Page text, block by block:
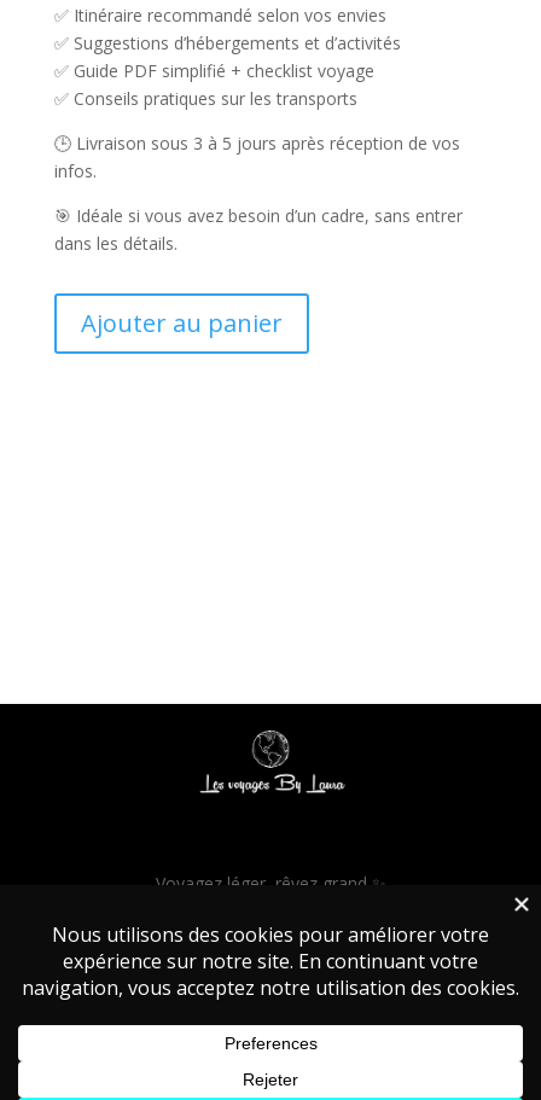
✅ Itinéraire recommandé selon vos envies
✅ Suggestions d’hébergements et d’activités
✅ Guide PDF simplifié + checklist voyage
✅ Conseils pratiques sur les transports
🕒 Livraison sous 3 à 5 jours après réception de vos
infos.
🎯 Idéale si vous avez besoin d’un cadre, sans entrer
dans les détails.
Ajouter au panier
Voyagez léger, rêvez grand ✨
© 2025 Les Voyages by Laura